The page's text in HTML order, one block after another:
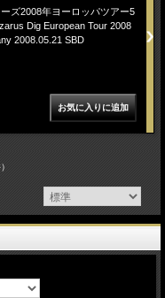
ズ2008年ヨーロッパツアー5
Dig European Tour 2008
2008.05.21 SBD